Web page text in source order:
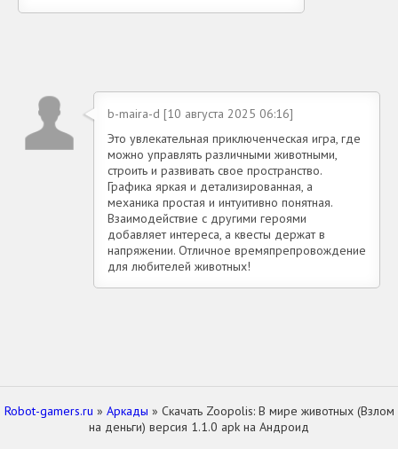
b-maira-d [10 августа 2025 06:16]
Это увлекательная приключенческая игра, где
можно управлять различными животными,
строить и развивать свое пространство.
Графика яркая и детализированная, а
механика простая и интуитивно понятная.
Взаимодействие с другими героями
добавляет интереса, а квесты держат в
напряжении. Отличное времяпрепровождение
для любителей животных!
Robot-gamers.ru » Аркады » Скачать Zoopolis: В мире животных (Взлом
на деньги) версия 1.1.0 apk на Андроид